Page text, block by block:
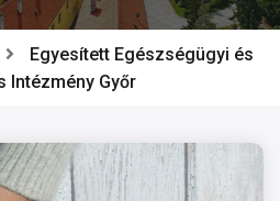
Egyesített Egészségügyi és
Intézmény Győr